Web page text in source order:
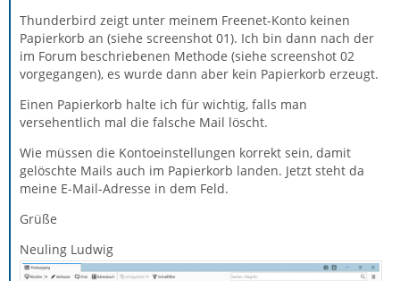
Thunderbird zeigt unter meinem Freenet-Konto keinen
Papierkorb an (siehe screenshot 01). Ich bin dann nach der
im Forum beschriebenen Methode (siehe screenshot 02
vorgegangen), es wurde dann aber kein Papierkorb erzeugt.
Einen Papierkorb halte ich für wichtig, falls man
versehentlich mal die falsche Mail löscht.
Wie müssen die Kontoeinstellungen korrekt sein, damit
gelöschte Mails auch im Papierkorb landen. Jetzt steht da
meine E-Mail-Adresse in dem Feld.
Grüße
Neuling Ludwig